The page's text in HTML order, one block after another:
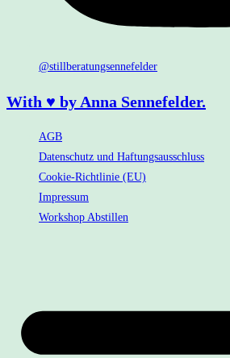
@stillberatungsennefelder
With ♥ by Anna Sennefelder.
AGB
Datenschutz und Haftungsausschluss
Cookie-Richtlinie (EU)
Impressum
Workshop Abstillen